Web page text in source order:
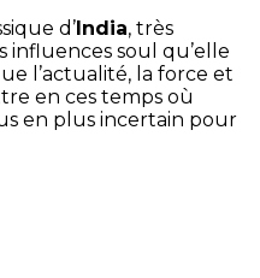
d’India, très
influences soul qu’elle
l’actualité, la force et
en ces temps où
en plus incertain pour